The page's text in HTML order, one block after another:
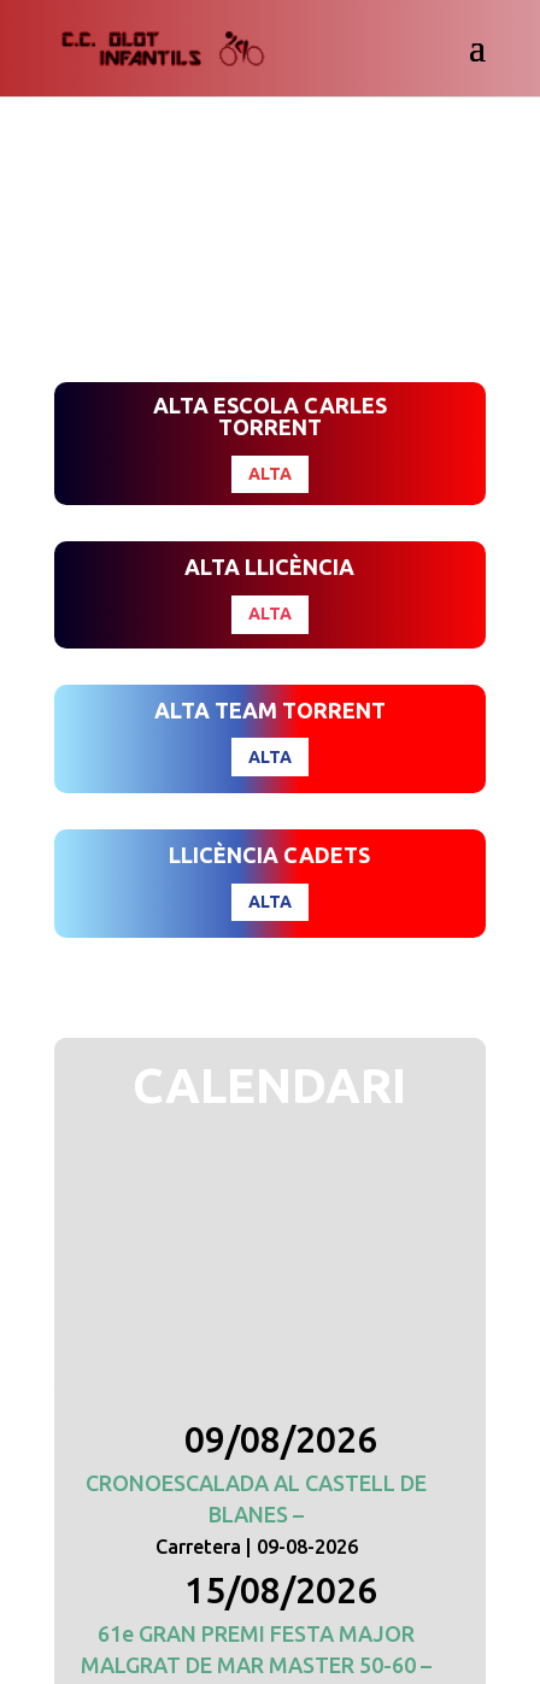
ALTA ESCOLA CARLES
TORRENT
ALTA
ALTA LLICÈNCIA
ALTA
ALTA TEAM TORRENT
ALTA
LLICÈNCIA CADETS
ALTA
CALENDARI
09/08/2026
CRONOESCALADA AL CASTELL DE
BLANES –
Carretera 09-08-2026
15/08/2026
61e GRAN PREMI FESTA MAJOR
MALGRAT DE MAR MASTER 50-60 –